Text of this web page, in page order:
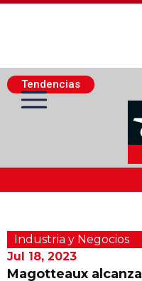
Tendencias
Actualidad Minera
Minería Superficie
Industria y Negocios
Jul 18, 2023
Magotteaux alcanza